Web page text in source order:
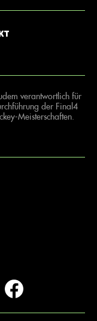
verantwortlich für
der Final4
Meisterschaften.